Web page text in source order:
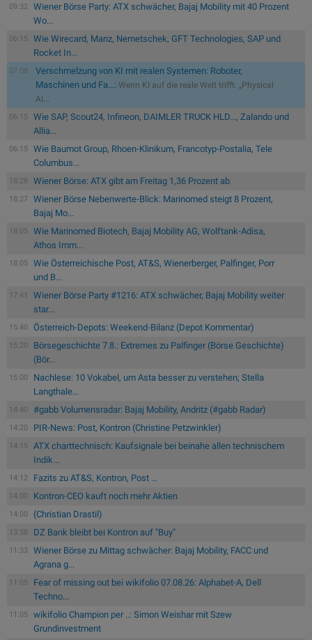
09:32
Wiener Börse Party: ATX schwächer, Bajaj Mobility mit 40 Prozent
Wo...
06:15
Wie Wirecard, Manz, Nemetschek, GFT Technologies, SAP und
Rocket In...
07.08.
Verschmelzung von KI mit realen Systemen: Roboter,
Maschinen und Fa...: Wenn KI auf die reale Welt trifft: „Physical
AI...
06:15
Wie SAP, Scout24, Infineon, DAIMLER TRUCK HLD..., Zalando und
Allia...
06:15
Wie Baumot Group, Rhoen-Klinikum, Francotyp-Postalia, Tele
Columbus...
18:28 Wiener Börse: ATX gibt am Freitag 1,36 Prozent ab
18:27
Wiener Börse Nebenwerte-Blick: Marinomed steigt 8 Prozent,
Bajaj Mo...
18:05
Wie Marinomed Biotech, Bajaj Mobility AG, Wolftank-Adisa,
Athos Imm...
18:05
Wie Österreichische Post, AT&S, Wienerberger, Palfinger, Porr
und B...
17:41
Wiener Börse Party #1216: ATX schwächer, Bajaj Mobility weiter
star...
15:40 Österreich-Depots: Weekend-Bilanz (Depot Kommentar)
15:20
Börsegeschichte 7.8.: Extremes zu Palfinger (Börse Geschichte)
(Bör...
15:00
Nachlese: 10 Vokabel, um Asta besser zu verstehen; Stella
Langthale...
14:40 #gabb Volumensradar: Bajaj Mobility, Andritz (#gabb Radar)
14:20 PIR-News: Post, Kontron (Christine Petzwinkler)
14:15
ATX charttechnisch: Kaufsignale bei beinahe allen technischem
Indik...
14:12 Fazits zu AT&S, Kontron, Post ...
14:00 Kontron-CEO kauft noch mehr Aktien
14:00 (Christian Drastil)
13:58 DZ Bank bleibt bei Kontron auf "Buy"
11:33
Wiener Börse zu Mittag schwächer: Bajaj Mobility, FACC und
Agrana g...
11:05
Fear of missing out bei wikifolio 07.08.26: Alphabet-A, Dell
Techno...
11:05
wikifolio Champion per ..: Simon Weishar mit Szew
Grundinvestment